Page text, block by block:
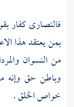
فالنصارىكفار
بمن يعتقد هذا
من النسوان
وباطن حق وإنه
خواص الخلق .